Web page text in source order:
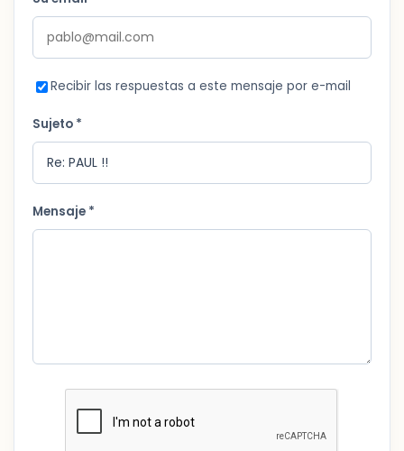
Recibir las respuestas a este mensaje por e-mail
Sujeto *
Mensaje *